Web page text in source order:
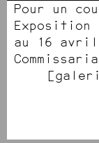
Pour un
au 16 avril